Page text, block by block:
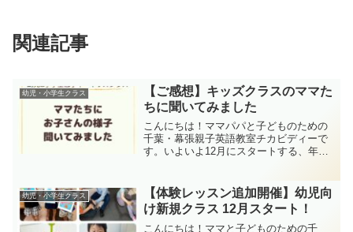
関連記事
幼児・小学生クラス
【ご感想】キッズクラスのママた
ちに聞いてみました
こんにちは！ママパパと子どものための
千葉・幕張親子英語教室チカビディーで
す。いよいよ12月にスタートする、年少
しています。まだ2名ほど空きがあります
ので、ご興味のある...
幼児・小学生クラス
【体験レッスン追加開催】幼児向
け新規クラス 12月スタート！
こんにちは！ママと子どものための千